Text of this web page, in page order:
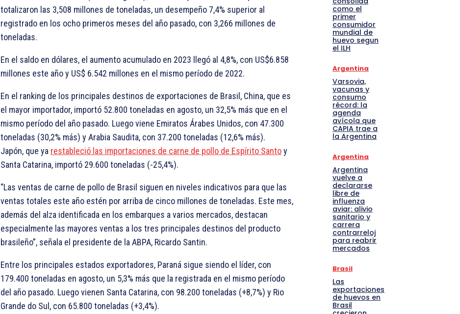
totalizaron las 3,508 millones de toneladas, un desempeño 7,4% superior al
registrado en los ocho primeros meses del año pasado, con 3,266 millones de
toneladas.
En el saldo en dólares, el aumento acumulado en 2023 llegó al 4,8%, con US$6.858
millones este año y US$ 6.542 millones en el mismo período de 2022.
En el ranking de los principales destinos de exportaciones de Brasil, China, que es
el mayor importador, importó 52.800 toneladas en agosto, un 32,5% más que en el
mismo período del año pasado. Luego viene Emiratos Árabes Unidos, con 47.300
toneladas (30,2% más) y Arabia Saudita, con 37.200 toneladas (12,6% más).
Japón, que ya restableció las importaciones de carne de pollo de Espírito Santoy
Santa Catarina, importó 29.600 toneladas (-25,4%).
“Las ventas de carne de pollo de Brasil siguen en niveles indicativos para que las
ventas totales este año estén por arriba de cinco millones de toneladas. Este mes,
además del alza identificada en los embarques a varios mercados, destacan
especialmente las mayores ventas a los tres principales destinos del producto
brasileño”, señala el presidente de la ABPA, Ricardo Santin.
Entre los principales estados exportadores, Paraná sigue siendo el líder, con
179.400 toneladas en agosto, un 5,3% más que la registrada en el mismo período
del año pasado. Luego vienen Santa Catarina, con 98.200 toneladas (+8,7%) y Rio
Grande do Sul, con 65.800 toneladas (+3,4%).
como el
primer
consumidor
mundial de
huevo segun
el ILH
Argentina
Varsovia,
vacunas y
consumo
récord: la
agenda
avícola que
CAPIA trae a
la Argentina
Argentina
Argentina
vuelve a
declararse
libre de
influenza
aviar: alivio
sanitario y
carrera
contrarreloj
para reabrir
mercados
Brasil
Las
exportaciones
de huevos en
Brasil